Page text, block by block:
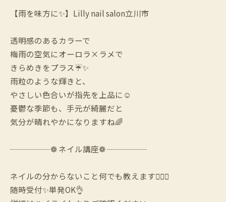
【雨を味方に✨】Lilly nail salon立川市
透明感のあるカラーで
梅雨の空気にオーロラ×ラメで
きらめきをプラス☔️✨
雨粒のような輝きと、
やさしい色合いが指先を上品に☺️
憂鬱な季節も、手元が綺麗だと
気分が晴れやかになりますね🌈
┈┈┈┈┈❁ ネイル講座❁ ┈┈┈┈┈
ネイルの分からないこと何でも教えます🙆‍♀️✨
随時受付✨単発OK👌